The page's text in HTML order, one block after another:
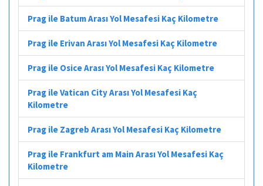
Prag ile Batum Arası Yol Mesafesi Kaç Kilometre
Prag ile Erivan Arası Yol Mesafesi Kaç Kilometre
Prag ile Osice Arası Yol Mesafesi Kaç Kilometre
Prag ile Vatican City Arası Yol Mesafesi Kaç
Kilometre
Prag ile Zagreb Arası Yol Mesafesi Kaç Kilometre
Prag ile Frankfurt am Main Arası Yol Mesafesi Kaç
Kilometre